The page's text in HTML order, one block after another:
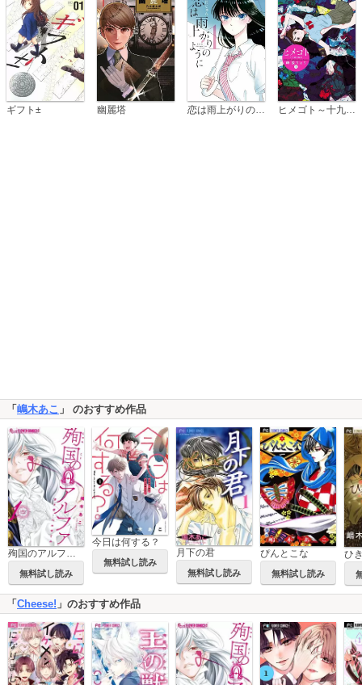
ギフト± 幽麗塔
「嶋木あこ 」 のおすすめ作品
殉国のアルファ～オメガ・ベルサイユ～
無料試し読み
今日は何する？
無料試し読み
月下の君
無料試し読み
ぴんとこな
無料試し読み
ひ
「 Cheese! 」のおすすめ作品